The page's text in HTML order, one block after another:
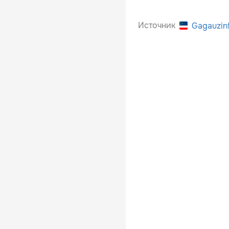
Источник